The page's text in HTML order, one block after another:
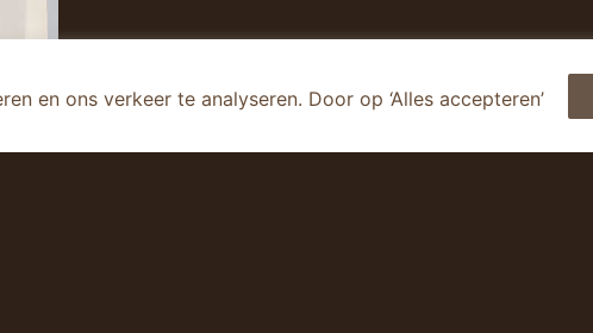
en ons verkeer te analyseren. Door op ‘Alles accepteren’